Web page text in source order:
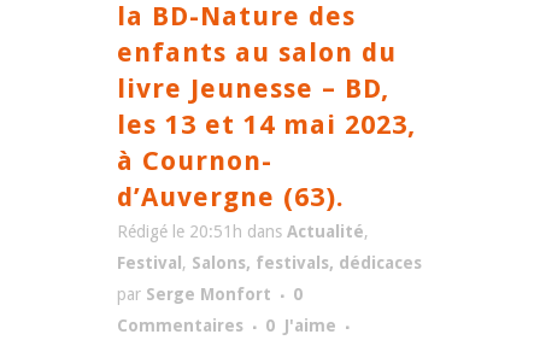
la BD-Nature des
enfants au salon du
livre Jeunesse – BD,
les 13 et 14 mai 2023,
à Cournon-
d’Auvergne (63).
Rédigé le 20:51h dans Actualité,
Festival , Salons, festivals, dédicaces
par Serge Monfort
0
Commentaires
0 J'aime